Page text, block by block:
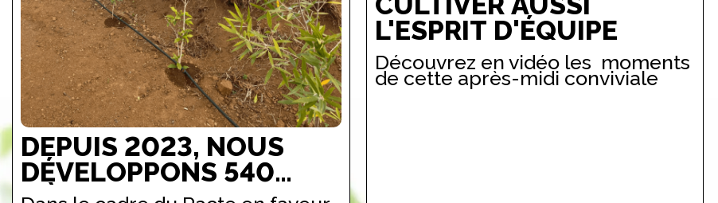
DEPUIS 2023, NOUS
DÉVELOPPONS 540
L'ESPRIT D'ÉQUIPE
Découvrez en vidéo les moments
de cette après-midi conviviale